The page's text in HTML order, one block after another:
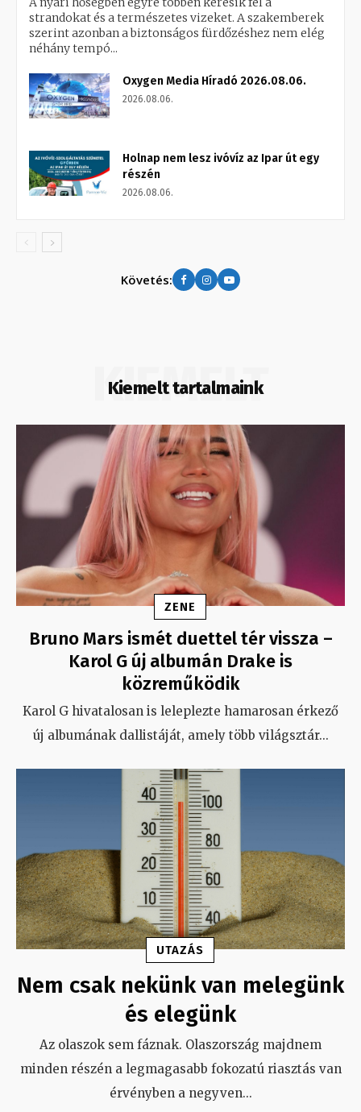
strandokat és a természetes vizeket. A szakemberek
szerint azonban a biztonságos fürdőzéshez nem elég
néhány tempó...
Oxygen Media Híradó 2026.08.06.
2026.08.06.
Holnap nem lesz ivóvíz az Ipar út egy
részén
2026.08.06.
Követés:
Kiemelt tartalmaink
KIEMELT
ZENE
Bruno Mars ismét duettel tér vissza –
Karol G új albumán Drake is
közreműködik
Karol G hivatalosan is leleplezte hamarosan érkező
új albumának dallistáját, amely több világsztár...
UTAZÁS
Nem csak nekünk van melegünk
és elegünk
Az olaszok sem fáznak. Olaszország majdnem
minden részén a legmagasabb fokozatú riasztás van
érvényben a negyven...